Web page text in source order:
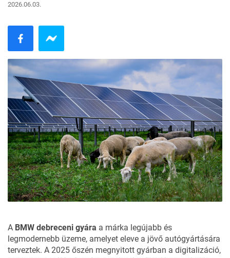
2026.06.03.
A BMW debreceni gyára a márka legújabb és
legmodernebb üzeme, amelyet eleve a jövő autógyártására
terveztek. A 2025 őszén megnyitott gyárban a digitalizáció,